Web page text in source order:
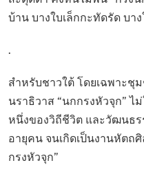
บ้าน บางใบเล็กกะทัดรัด บา
.
สำหรับชาวใต้ โดยเฉพาะชุ
นราธิวาส “นกกรงหัวจุก” ไ
หนึ่งของวิถีชีวิต และวัฒนธ
อายุคน จนเกิดเป็นงานหัตถ
กรงหัวจุก”